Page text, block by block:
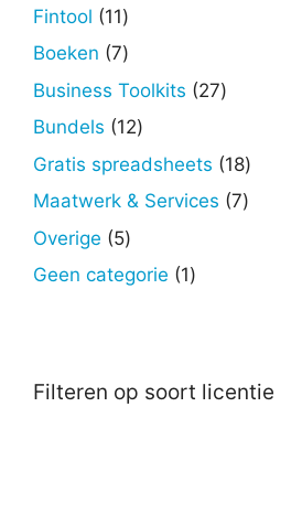
Fintool 1111
producten
Boeken 77
producten
Business Toolkits 2727
Bundels 1212
producten
Gratis spreadsheets 1818
Maatwerk & Services 77
Overige 55
producten
Geen categorie 11
Filteren op soort licentie